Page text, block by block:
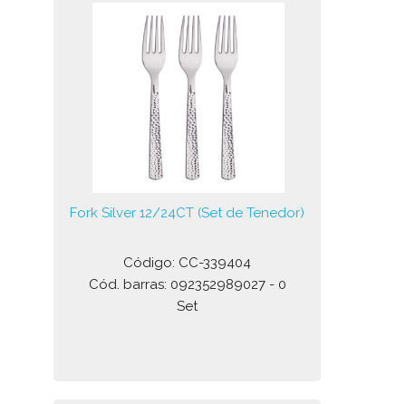
Fork Silver 12/24CT (Set de Tenedor)
Código: CC-339404
Cód. barras: 092352989027 - 0
Set